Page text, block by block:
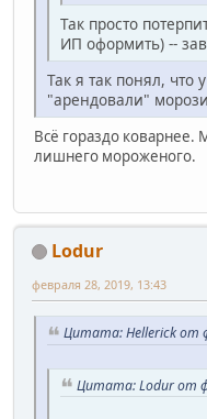
Так просто
ИП оформить) --
Так я так понял, что
"арендовали"
Всё гораздо коварнее.
лишнего мороженого.
Lodur
февраля 28, 2019, 13:43
Цитата: Hellerick от
Цитата: Lodur от